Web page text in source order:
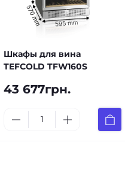
Шкафы для вина
TEFCOLD TFW160S
43 677грн.